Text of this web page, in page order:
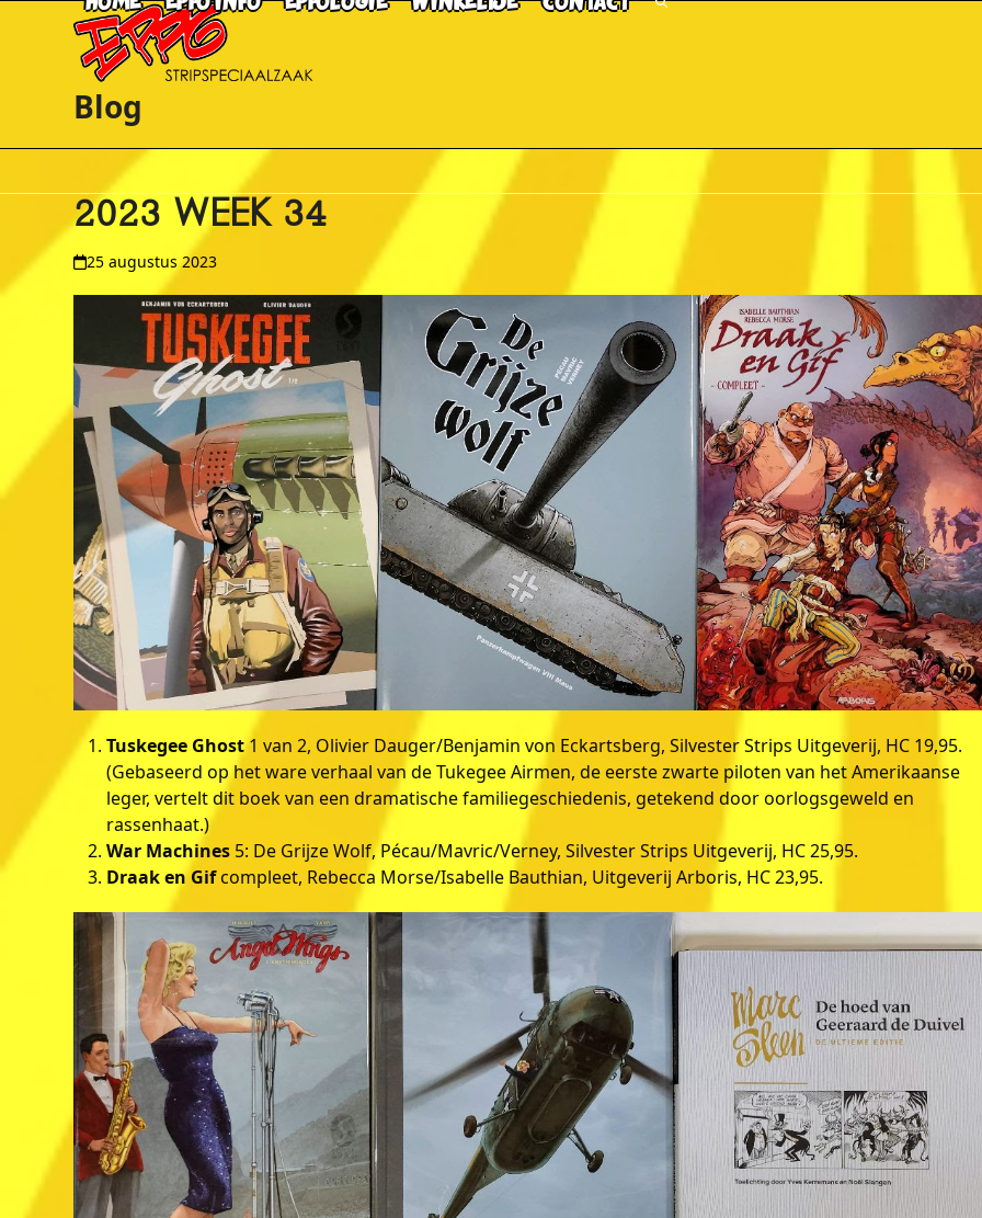
Blog
2023 WEEK 34
25 augustus 2023
Tuskegee Ghost1 van 2, Olivier Dauger/Benjamin von Eckartsberg, Silvester Strips Uitgeverij, HC 19,95.
(Gebaseerd op het ware verhaal van de Tukegee Airmen, de eerste zwarte piloten van het Amerikaanse
leger, vertelt dit boek van een dramatische familiegeschiedenis, getekend door oorlogsgeweld en
rassenhaat.)
War Machines 5: De Grijze Wolf, Pécau/Mavric/Verney, Silvester Strips Uitgeverij, HC 25,95.
Draak en Gifcompleet, Rebecca Morse/Isabelle Bauthian, Uitgeverij Arboris, HC 23,95.